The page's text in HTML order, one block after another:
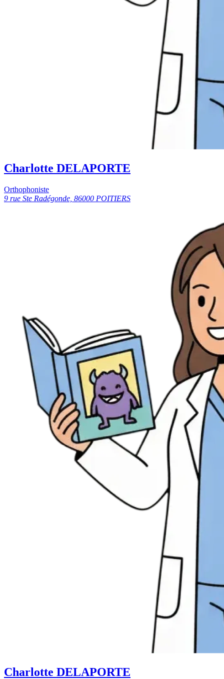
Charlotte DELAPORTE
Orthophoniste
9 rue Ste Radégonde, 86000 POITIERS
Charlotte DELAPORTE